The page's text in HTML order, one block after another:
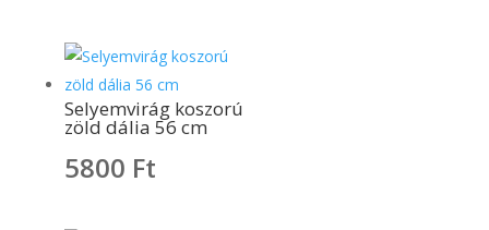
Selyemvirág koszorú
zöld dália 56 cm
5800 Ft